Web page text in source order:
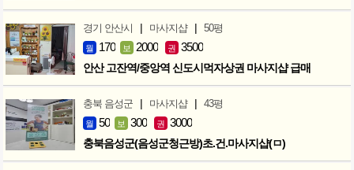
경기 안산시 | 마사지샵 | 50평
월 170 보 2000 권 3500
안산 고잔역/중앙역 신도시먹자상권 마사지샵 급매
충북 음성군 | 마사지샵 | 43평
월 50 보 300 권 3000
충북음성군(음성군청근방)초.건.마사지샵(ㅁ)